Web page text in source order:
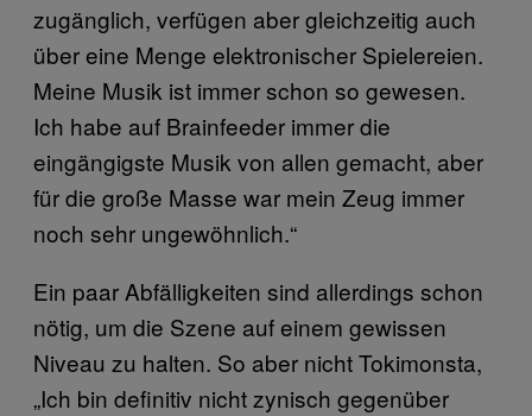
zugänglich, verfügen aber gleichzeitig auch
über eine Menge elektronischer Spielereien.
Meine Musik ist immer schon so gewesen.
Ich habe auf Brainfeeder immer die
eingängigste Musik von allen gemacht, aber
für die große Masse war mein Zeug immer
noch sehr ungewöhnlich.“
Ein paar Abfälligkeiten sind allerdings schon
nötig, um die Szene auf einem gewissen
Niveau zu halten. So aber nicht Tokimonsta,
„Ich bin definitiv nicht zynisch gegenüber